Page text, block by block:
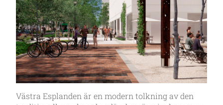
Västra Esplanden är en modern tolkning av den